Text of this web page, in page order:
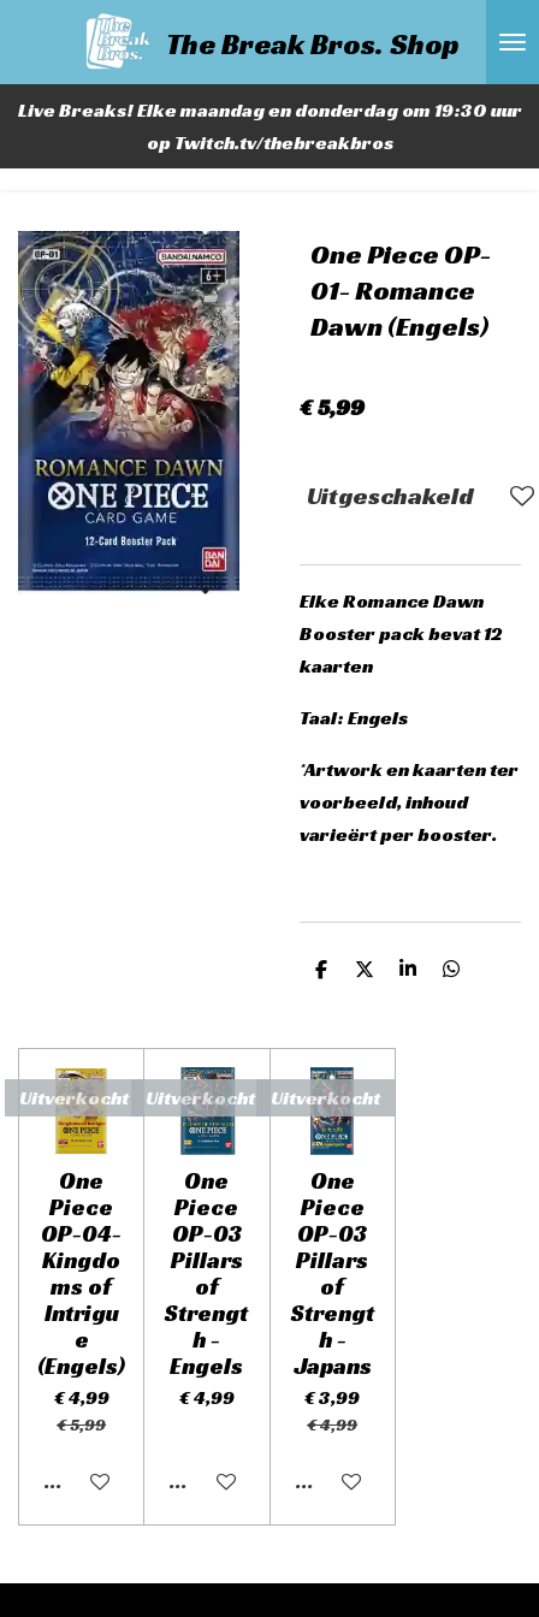
The Break Bros. Shop
Live Breaks! Elke maandag en donderdag om 19:30 uur
op Twitch.tv/thebreakbros
One Piece OP-
01- Romance
Dawn (Engels)
€ 5,99
Uitgeschakeld
Elke Romance Dawn
Booster pack bevat 12
kaarten
Taal: Engels
*Artwork en kaarten ter
voorbeeld, inhoud
varieërt per booster.
D
n
D
S
D
Uitverkocht
One
Piece
OP-04-
Kingdo
ms of
Intrigu
e
(Engels)
€ 4,99
€ 5,99
Uitgeschakeld
Uitverkocht
One
Piece
OP-03
Pillars
of
Strengt
h -
Engels
€ 4,99
Uitgeschakeld
Uitverkocht
One
Piece
OP-03
Pillars
of
Strengt
h -
Japans
€ 3,99
€ 4,99
Uitgeschakeld